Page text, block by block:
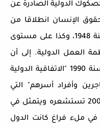
الدولية الصادرة عن
الإنسان انطلاقا من
الإعلان العالمي لحقوق الإنسان سنة 1948، وكذا على مستوى
العمل الدولية. إلى أن
صدرت عن منظمة الأمم المتحدة سنة 1990 "الاتفاقية الدولية
وأفراد أسرهم" التي
دخلت حيز النفاذ اعتبارا من 2003/07/01 تستشعره ويتمثل في
ملء فراغ كانت الدول